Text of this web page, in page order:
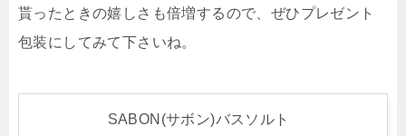
貰ったときの嬉しさも倍増するので、ぜひプレゼント
包装にしてみて下さいね。
SABON(サボン)バスソルト